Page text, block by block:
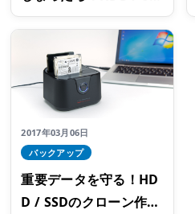
Dのデータ復旧方法につ
2017年03月06日
バックアップ
重要データを守る！HD
D / SSDのクローン作成